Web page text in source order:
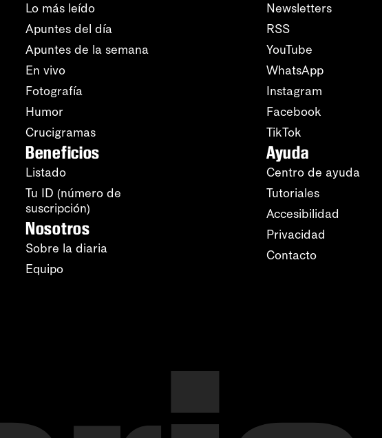
Lo más leído
Apuntes del día
Apuntes de la semana
En vivo
Fotografía
Humor
Crucigramas
Beneficios
Listado
Tu ID (número de
suscripción)
Nosotros
Sobre la diaria
Equipo
Newsletters
RSS
YouTube
WhatsApp
Instagram
Facebook
TikTok
Ayuda
Centro de ayuda
Tutoriales
Accesibilidad
Privacidad
Contacto